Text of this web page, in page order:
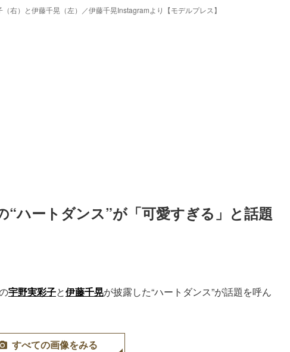
右）と伊藤千晃（左）／伊藤千晃Instagramより【モデルプレス】
“ハートダンス”が「可愛すぎる」と話題
宇野実彩子と伊藤千晃が披露した“ハートダンス”が話題を呼ん
すべての画像をみる